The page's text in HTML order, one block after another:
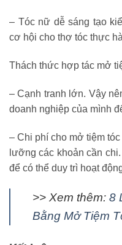
– Tóc nữ dễ sáng tạo
cơ hội cho thợ tóc thực
Thách thức hợp tác mở
– Cạnh tranh lớn. Vậy
doanh nghiệp của mình
– Chi phí cho mở tiệm
lưỡng các khoản cần
để có thể duy trì hoạt
>> Xem thêm: 8
Bằng Mở Tiệm